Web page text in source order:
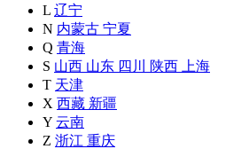
L 辽宁
N 内蒙古 宁夏
Q 青海
S 山西 山东 四川 陕西
上海
T 天津
X 西藏 新疆
Y 云南
Z 浙江 重庆